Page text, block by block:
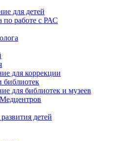
для детей
по работе с РАС
для коррекции
библиотек
для библиотек и музеев
детей